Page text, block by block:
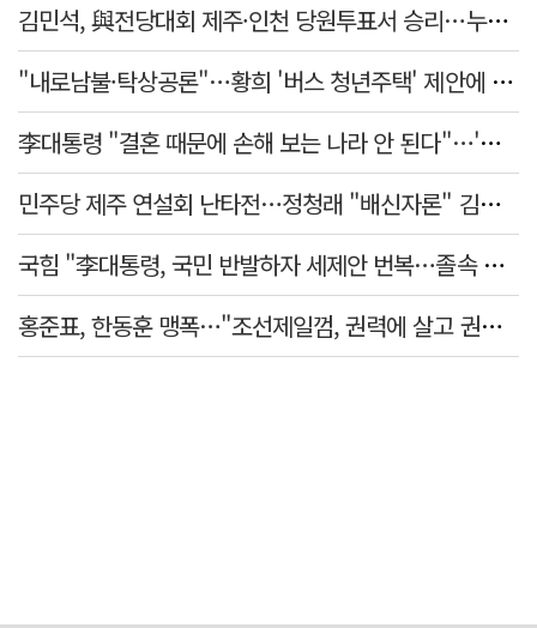
김민석, 與전당대회 제주·인천 당원투표서 승리…누적 득표는 '초박빙'
"내로남불·탁상공론"…황희 '버스 청년주택' 제안에 與 내부서도 쓴소리
李대통령 "결혼 때문에 손해 보는 나라 안 된다"…'결혼 페널티' 22개 손본다
민주당 제주 연설회 난타전…정청래 "배신자론" 김민석 "관리 무능"
국힘 "李대통령, 국민 반발하자 세제안 번복…졸속 국정 즉각 중단"
홍준표, 한동훈 맹폭…"조선제일껌, 권력에 살고 권력에 죽었다"